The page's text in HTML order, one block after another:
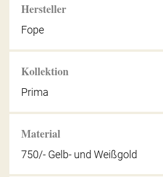
Hersteller
Fope
Kollektion
Prima
Material
750/- Gelb- und Weißgold